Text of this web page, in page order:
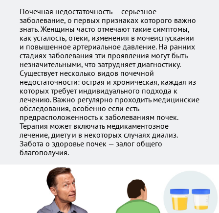
Почечная недостаточность — серьезное
заболевание, о первых признаках которого важно
знать. Женщины часто отмечают такие симптомы,
как усталость, отеки, изменения в мочеиспускании
и повышенное артериальное давление. На ранних
стадиях заболевания эти проявления могут быть
незначительными, что затрудняет диагностику.
Существует несколько видов почечной
недостаточности: острая и хроническая, каждая из
которых требует индивидуального подхода к
лечению. Важно регулярно проходить медицинские
обследования, особенно если есть
предрасположенность к заболеваниям почек.
Терапия может включать медикаментозное
лечение, диету и в некоторых случаях диализ.
Забота о здоровье почек — залог общего
благополучия.